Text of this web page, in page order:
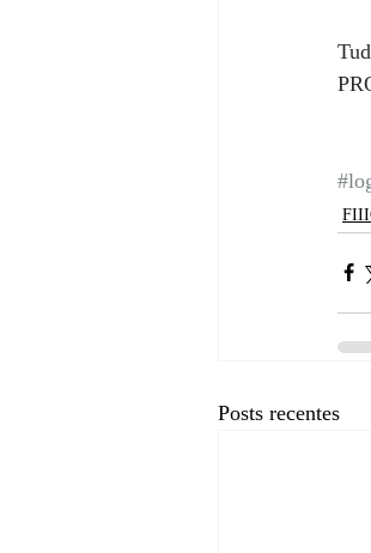
Posts recentes